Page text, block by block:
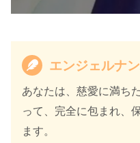
エンジェルナ
あなたは、慈愛に満ち
って、完全に包まれ、
ます。